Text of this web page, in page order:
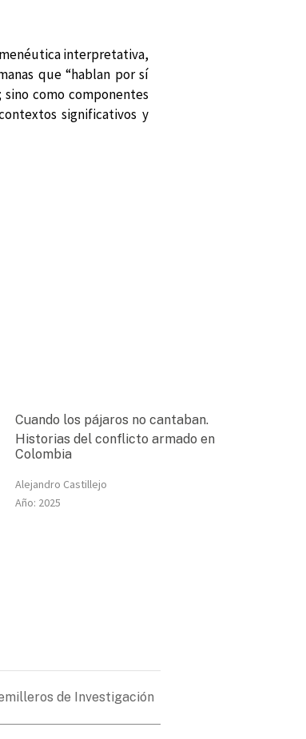
interpretativa,
que “hablan por sí
como componentes
significativos y
Cuando los pájaros no cantaban.
Historias del conflicto armado en
Colombia
Alejandro Castillejo
Año: 2025
de Investigación